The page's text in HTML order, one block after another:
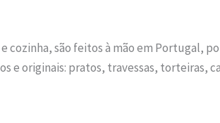
cozinha, são feitos à mão em Portugal,
e originais: pratos, travessas, torteiras,